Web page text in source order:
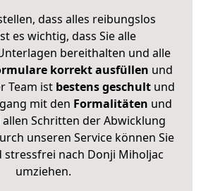
dass alles reibungslos
es wichtig, dass Sie alle
bereithalten und alle
korrekt ausfüllen und
Team ist bestens geschult und
mit den Formalitäten und
Schritten der Abwicklung
unseren Service können Sie
nach Donji Miholjac
umziehen.